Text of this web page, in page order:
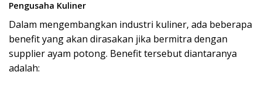
Pengusaha Kuliner
Dalam mengembangkan industri kuliner, ada beberapa
benefit yang akan dirasakan jika bermitra dengan
supplier ayam potong. Benefit tersebut diantaranya
adalah: